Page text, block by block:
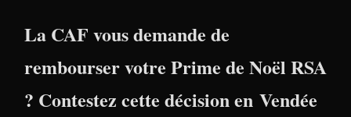
La CAF vous demande de
rembourser votre Prime de Noël RSA
? Contestez cette décision en Vendée